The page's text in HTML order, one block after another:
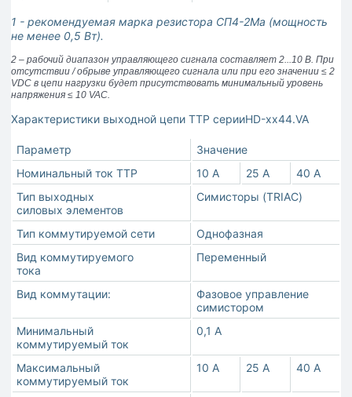
1 - рекомендуемая марка резистора СП4-2Ма (мощность
не менее 0,5 Вт).
2 – рабочий диапазон управляющего сигнала составляет 2...10 В. При
отсутствии / обрыве управляющего сигнала или при его значении ≤ 2
VDC в цепи нагрузки будет присутствовать минимальный уровень
напряжения ≤ 10 VAC.
Характеристики выходной цепи ТТР серииHD-хх44.VA
Параметр
Значение
Номинальный ток ТТР
10 A 25 A
40 A
Тип выходных
силовых элементов
Симисторы (TRIAC)
Тип коммутируемой сети
Однофазная
Вид коммутируемого
тока
Переменный
Вид коммутации:
Фазовое управление
симистором
Минимальный
коммутируемый ток
0,1 А
Максимальный
коммутируемый ток
10 A 25 A 40 A